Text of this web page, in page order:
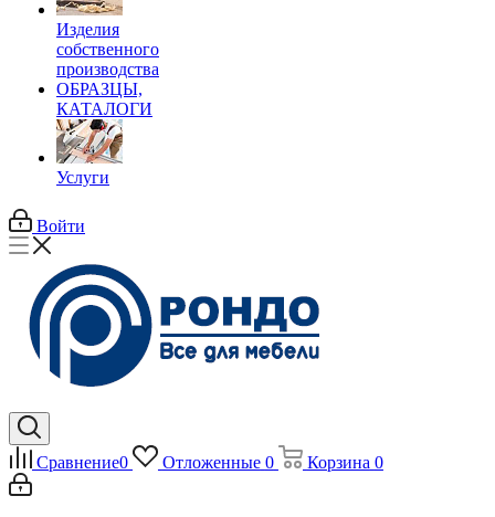
Изделия
собственного
производства
ОБРАЗЦЫ,
КАТАЛОГИ
Услуги
Войти
Сравнение0 Отложенные 0 Корзина 0